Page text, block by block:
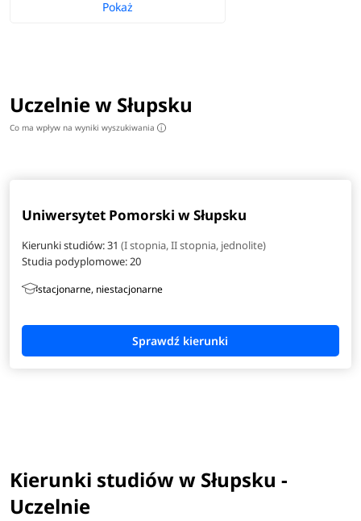
Pokaż
Uczelnie w Słupsku
Co ma wpływ na wyniki wyszukiwania i
Uniwersytet Pomorski w Słupsku
Kierunki studiów: 31 (I stopnia, II stopnia, jednolite)
Studia podyplomowe:20
stacjonarne, niestacjonarne
Kierunki studiów w Słupsku -
Uczelnie